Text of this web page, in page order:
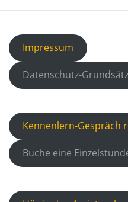
Impressum
Datenschutz-
Kennenlern-Gespräch
Buche eine